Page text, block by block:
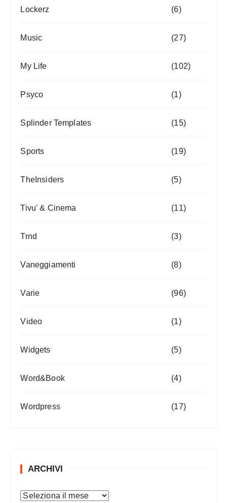
Lockerz (6)
Music (27)
My Life (102)
Psyco (1)
Splinder Templates (15)
Sports (19)
TheInsiders (5)
Tivu' & Cinema (11)
Trnd (3)
Vaneggiamenti (8)
Varie (96)
Video (1)
Widgets (5)
Word&Book (4)
Wordpress (17)
ARCHIVI
A